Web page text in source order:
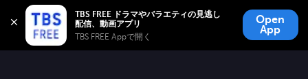
TBS FREE ドラマやバラエティの見逃し
TBS FREE Appで開く
Open
App
TBS FREE
無料見逃し配信